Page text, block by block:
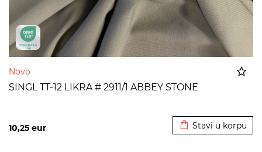
Novo
SINGL TT-12 LIKRA # 2911/1 ABBEY STONE
10,25 eur Stavi u korpu